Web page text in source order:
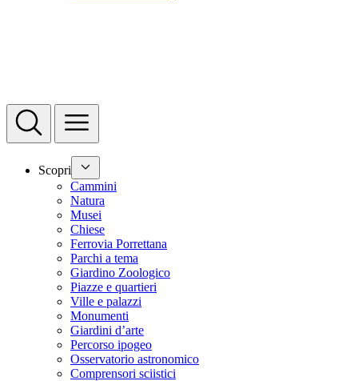
Scopri
Cammini
Natura
Musei
Chiese
Ferrovia Porrettana
Parchi a tema
Giardino Zoologico
Piazze e quartieri
Ville e palazzi
Monumenti
Giardini d’arte
Percorso ipogeo
Osservatorio astronomico
Comprensori sciistici